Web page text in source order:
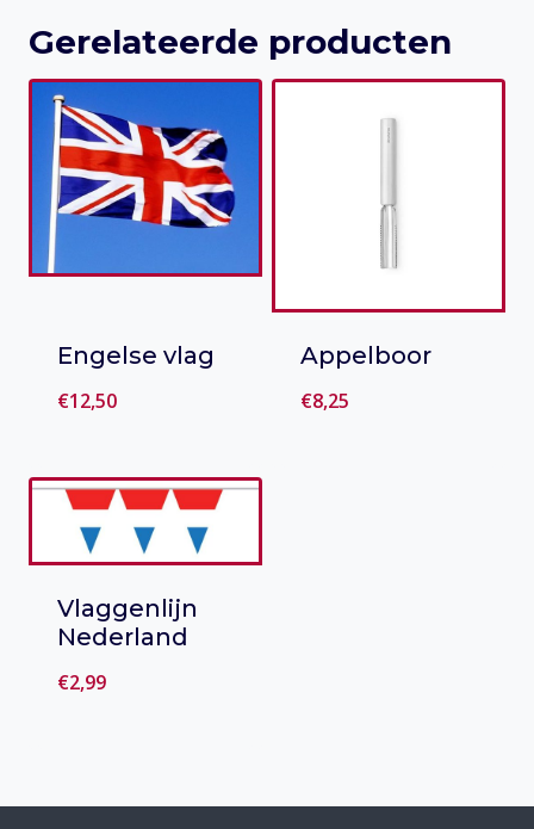
Gerelateerde producten
Engelse vlag
€12,50
aan verlanglijst
Appelboor
€8,25
Vlaggenlijn
Nederland
€2,99